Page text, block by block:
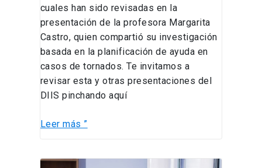
cuales han sido revisadas en la
presentación de la profesora Margarita
Castro, quien compartió su investigación
basada en la planificación de ayuda en
casos de tornados. Te invitamos a
revisar esta y otras presentaciones del
DIIS pinchando aquí
Leer más ”